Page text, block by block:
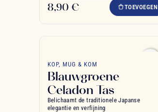
8,90 € TOEVOEGEN
KOP, MUG & KOM
Blauwgroene
Celadon Tas
Belichaamt de traditionele Japanse
elegantie en verfijning